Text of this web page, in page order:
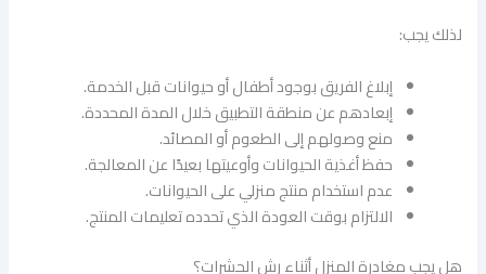
لذلك يجب:
إبلاغ الفريق بوجود أطفال أو حيوانات قبل الخدمة.
إبعادهم عن منطقة التطبيق خلال المدة المحددة.
منع وصولهم إلى الطعوم أو المصائد.
حفظ أغذية الحيوانات وأوعيتها بعيدًا عن المعالجة.
عدم استخدام منتج منزلي على الحيوانات.
الالتزام بوقت العودة الذي تحدده تعليمات المنتج.
هل يجب مغادرة المنزل أثناء رش الحشرات؟